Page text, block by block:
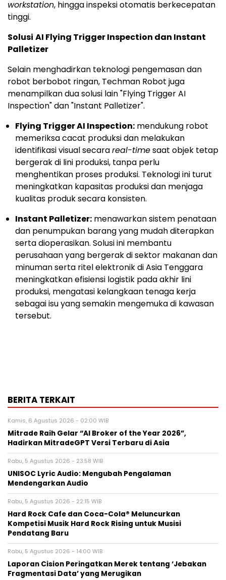
workstation, hingga inspeksi otomatis berkecepatan
tinggi.
Solusi AI Flying Trigger Inspection dan Instant
Palletizer
Selain menghadirkan teknologi pengemasan dan
robot berbobot ringan, Techman Robot juga
menampilkan dua solusi lain "Flying Trigger AI
Inspection" dan "Instant Palletizer".
Flying Trigger AI Inspection: mendukung robot
memeriksa cacat produksi dan melakukan
identifikasi visual secarareal-timesaat objek tetap
bergerak di lini produksi, tanpa perlu
menghentikan proses produksi. Teknologi ini turut
meningkatkan kapasitas produksi dan menjaga
kualitas produk secara konsisten.
Instant Palletizer: menawarkan sistem penataan
dan penumpukan barang yang mudah diterapkan
serta dioperasikan. Solusi ini membantu
perusahaan yang bergerak di sektor makanan dan
minuman serta ritel elektronik di Asia Tenggara
meningkatkan efisiensi logistik pada akhir lini
produksi, mengatasi kelangkaan tenaga kerja
sebagai isu yang semakin mengemuka di kawasan
tersebut.
BERITA TERKAIT
Kamis, 6 Agustus 2026 - 02:00 WIB
Mitrade Raih Gelar “AI Broker of the Year 2026”,
Hadirkan MitradeGPT Versi Terbaru di Asia
Rabu, 5 Agustus 2026 - 23:58 WIB
UNISOC Lyric Audio: Mengubah Pengalaman
Mendengarkan Audio
Rabu, 5 Agustus 2026 - 22:15 WIB
Hard Rock Cafe dan Coca-Cola® Meluncurkan
Kompetisi Musik Hard Rock Rising untuk Musisi
Pendatang Baru
Rabu, 5 Agustus 2026 - 14:00 WIB
Laporan Cision Peringatkan Merek tentang ‘Jebakan
Fragmentasi Data’ yang Merugikan